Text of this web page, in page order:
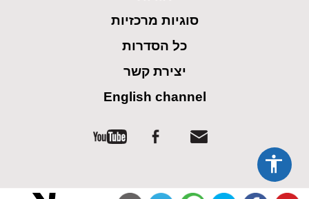
סוגיות מרכזיות
כל הסדרות
יצירת קשר
English channel